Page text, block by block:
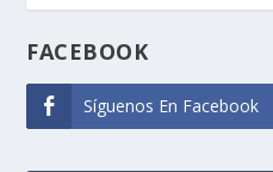
FACEBOOK
Síguenos En Facebook